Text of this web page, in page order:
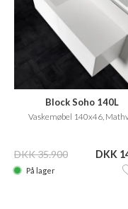
Block Soho 140L
Vaskemøbel 140x46,
DKK 35.900 DKK
På lager